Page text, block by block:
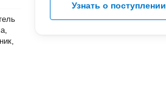
Узнать о поступлении